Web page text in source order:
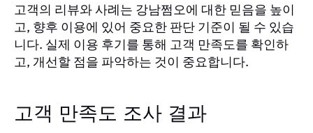
고객의 리뷰와 사례는 강남쩜오에 대한 믿음을 높이
고, 향후 이용에 있어 중요한 판단 기준이 될 수 있습
니다. 실제 이용 후기를 통해 고객 만족도를 확인하
고, 개선할 점을 파악하는 것이 중요합니다.
고객 만족도 조사 결과